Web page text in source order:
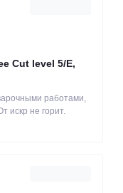
Cut level 5/Е,
работами,
искр не горит.